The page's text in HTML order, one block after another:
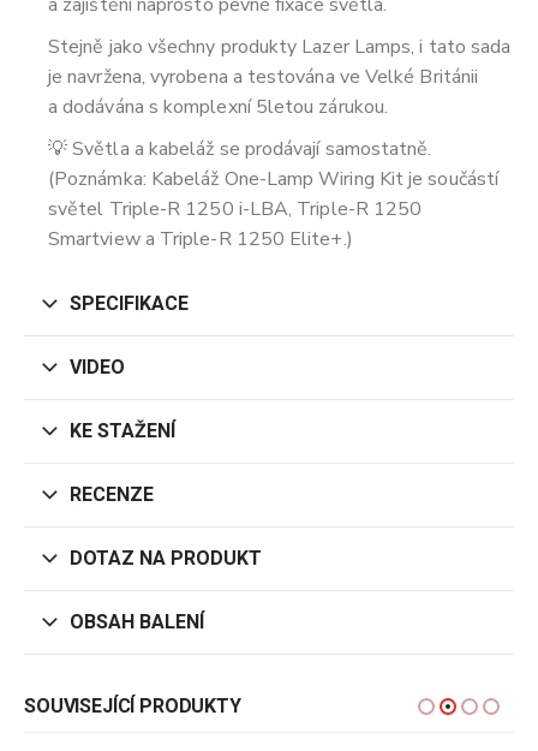
Stejně jako všechny produkty Lazer Lamps, i tato sada
je navržena, vyrobena a testována ve Velké Británii
a dodávána s komplexní 5letou zárukou.
💡 Světla a kabeláž se prodávají samostatně.
(Poznámka: Kabeláž One-Lamp Wiring Kit je součástí
světel Triple-R 1250 i-LBA, Triple-R 1250
Smartview a Triple-R 1250 Elite+.)
SPECIFIKACE
VIDEO
KE STAŽENÍ
RECENZE
DOTAZ NA PRODUKT
OBSAH BALENÍ
SOUVISEJÍCÍ PRODUKTY